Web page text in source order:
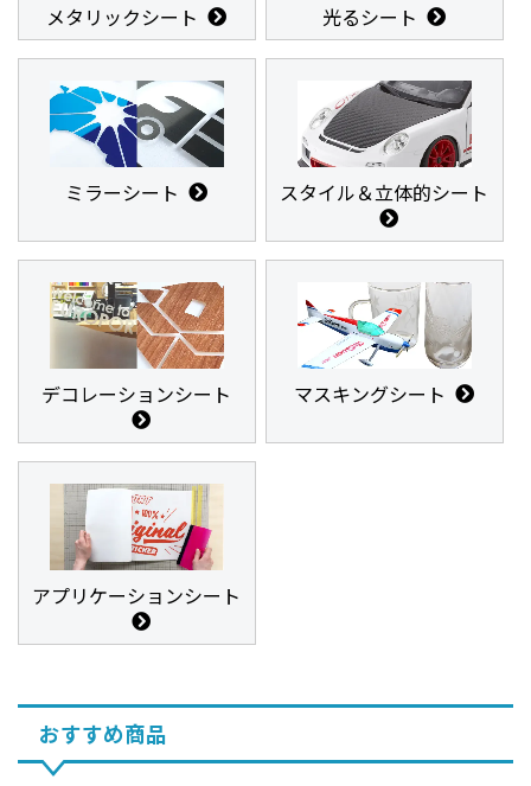
メタリックシート 光るシート
ミラーシート スタイル＆立体的シート
デコレーションシート マスキングシート
アプリケーションシート
おすすめ商品